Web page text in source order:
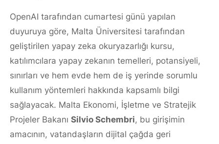
OpenAI tarafından cumartesi günü yapılan
duyuruya göre, Malta Üniversitesi tarafından
geliştirilen yapay zeka okuryazarlığı kursu,
katılımcılara yapay zekanın temelleri, potansiyeli,
sınırları ve hem evde hem de iş yerinde sorumlu
kullanım yöntemleri hakkında kapsamlı bilgi
sağlayacak. Malta Ekonomi, İşletme ve Stratejik
Projeler Bakanı Silvio Schembri, bu girişimin
amacının, vatandaşların dijital çağda geri